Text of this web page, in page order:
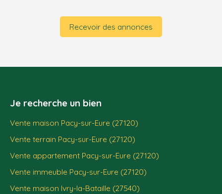
Recevoir des annonces
Je recherche un bien
Vente maison Pacy-sur-Eure (27120)
Vente terrain Pacy-sur-Eure (27120)
Vente appartement Pacy-sur-Eure (27120)
Vente immeuble Pacy-sur-Eure (27120)
Vente maison Ivry-la-Bataille (27540)